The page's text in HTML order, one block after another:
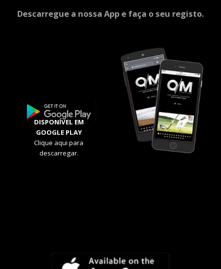
Descarregue a nossa App e faça o seu registo.
DISPONÍVEL EM
GOOGLE PLAY
Clique aqui para
descarregar.